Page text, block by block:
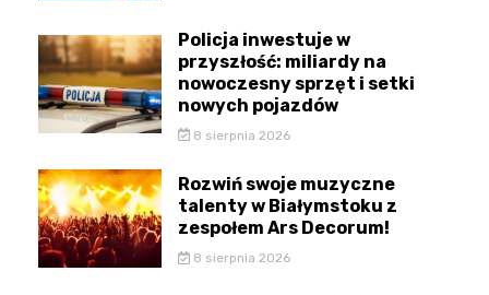
Policja inwestuje w
przyszłość: miliardy na
nowoczesny sprzęt i setki
nowych pojazdów
8 sierpnia 2026
Rozwiń swoje muzyczne
talenty w Białymstoku z
zespołem Ars Decorum!
8 sierpnia 2026